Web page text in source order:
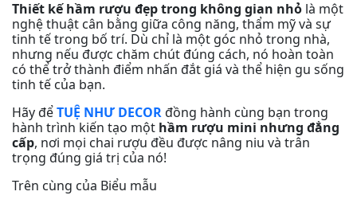
Thiết kế hầm rượu đẹp trong không gian nhỏ là một
nghệ thuật cân bằng giữa công năng, thẩm mỹ và sự
tinh tế trong bố trí. Dù chỉ là một góc nhỏ trong nhà,
nhưng nếu được chăm chút đúng cách, nó hoàn toàn
có thể trở thành điểm nhấn đắt giá và thể hiện gu sống
tinh tế của bạn.
Hãy đểTUỆ NHƯ DECORđồng hành cùng bạn trong
hành trình kiến tạo một hầm rượu mini nhưng đẳng
cấp, nơi mọi chai rượu đều được nâng niu và trân
trọng đúng giá trị của nó!
Trên cùng của Biểu mẫu